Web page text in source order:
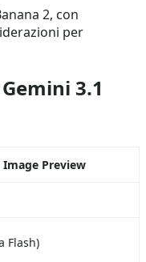
2, con
per
3.1
Image Preview
Flash)